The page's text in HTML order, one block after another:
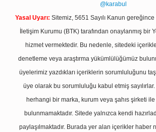
@karabul
Yasal Uyarı: Sitemiz, 5651 Sayılı Kanun
İletişim Kurumu (BTK) tarafından onaylanmış bir
hizmet vermektedir. Bu nedenle, sitedeki
denetleme veya araştırma yükümlülüğümüz
üyelerimiz yazdıkları içeriklerin sorumluluğunu
üye olarak bu sorumluluğu kabul etmiş
herhangi bir marka, kurum veya şahıs şirketi ile
bulunmamaktadır. Sitede yalnızca kendi
paylaşılmaktadır. Burada yer alan içerikler haber